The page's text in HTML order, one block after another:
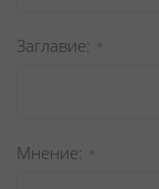
Заглавиe
Мнение